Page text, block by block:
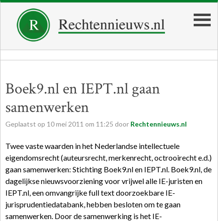
Boek9.nl en IEPT.nl gaan
samenwerken
Geplaatst op 10mei 2011 om 11:25 door Rechtennieuws.nl
Twee vaste waarden in het Nederlandse intellectuele
eigendomsrecht (auteursrecht, merkenrecht, octrooirecht e.d.)
gaan samenwerken: Stichting Boek9.nl en IEPT.nl. Boek9.nl, de
dagelijkse nieuwsvoorziening voor vrijwel alle IE-juristen en
IEPT.nl, een omvangrijke full text doorzoekbare IE-
jurisprudentiedatabank, hebben besloten om te gaan
samenwerken. Door de samenwerking is het IE-